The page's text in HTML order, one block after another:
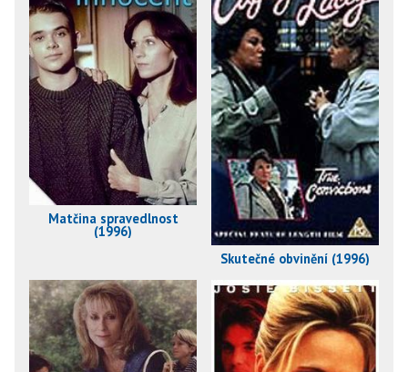
Matčina spravedlnost
(1996)
Skutečné obvinění (1996)